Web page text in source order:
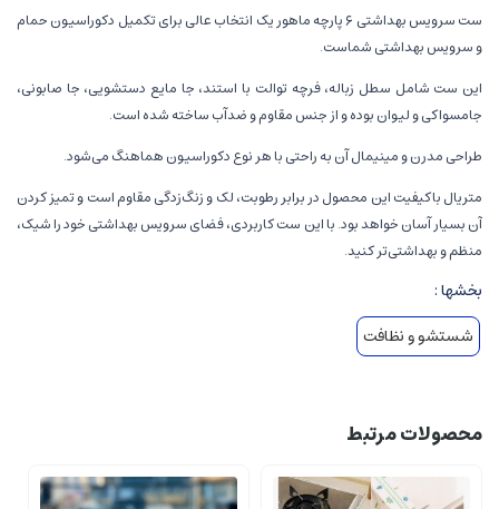
ست سرویس بهداشتی ۶ پارچه ماهور یک انتخاب عالی برای تکمیل دکوراسیون حمام
و سرویس بهداشتی شماست.
این ست شامل سطل زباله، فرچه توالت با استند، جا مایع دستشویی، جا صابونی،
جامسواکی و لیوان بوده و از جنس مقاوم و ضدآب ساخته شده است.
طراحی مدرن و مینیمال آن به راحتی با هر نوع دکوراسیون هماهنگ می‌شود.
متریال باکیفیت این محصول در برابر رطوبت، لک و زنگ‌زدگی مقاوم است و تمیز کردن
آن بسیار آسان خواهد بود. با این ست کاربردی، فضای سرویس بهداشتی خود را شیک،
منظم و بهداشتی‌تر کنید.
بخشها :
شستشو و نظافت
محصولات مرتبط